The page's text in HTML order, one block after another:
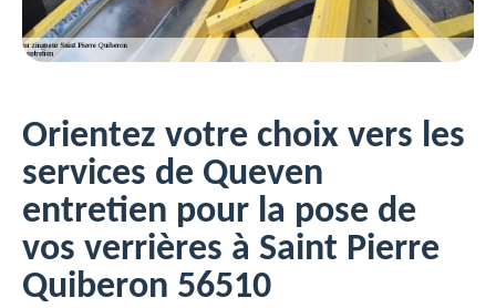
Orientez votre choix vers les
services de Queven
entretien pour la pose de
vos verrières à Saint Pierre
Quiberon 56510